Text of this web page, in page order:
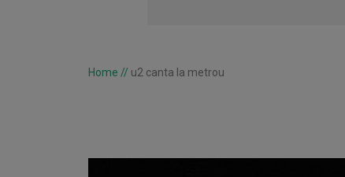
Home // u2 canta la metrou